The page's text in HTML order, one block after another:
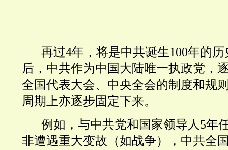
再过4年，将是中共诞生100年的历
后，中共作为中国大陆唯一执政党，
全国代表大会、中央全会的制度和规
周期上亦逐步固定下来。
例如，与中共党和国家领导人5年
非遭遇重大变故（如战争），中共全